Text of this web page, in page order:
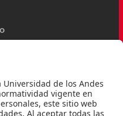
que no fim da
uma inglesa loira e
com quem também